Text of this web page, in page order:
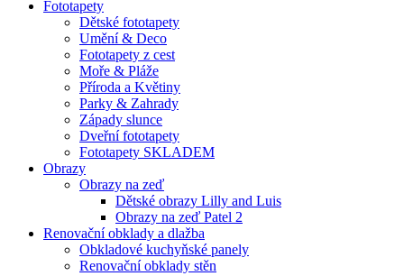
Fototapety
Dětské fototapety
Umění & Deco
Fototapety z cest
Moře & Pláže
Příroda a Květiny
Parky & Zahrady
Západy slunce
Dveřní fototapety
Fototapety SKLADEM
Obrazy
Obrazy na zeď
Dětské obrazy Lilly and Luis
Obrazy na zeď Patel 2
Renovační obklady a dlažba
Obkladové kuchyňské panely
Renovační obklady stěn